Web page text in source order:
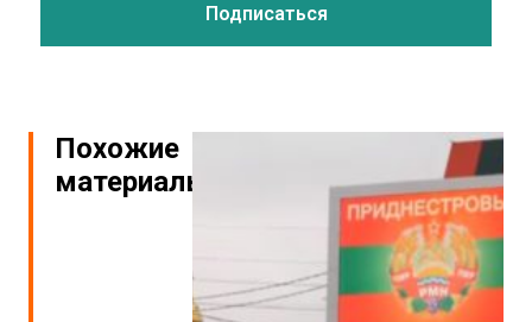
Похожие
материалы